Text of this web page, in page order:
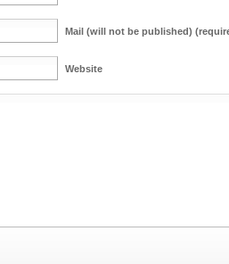
Mail (will not be published)
Website